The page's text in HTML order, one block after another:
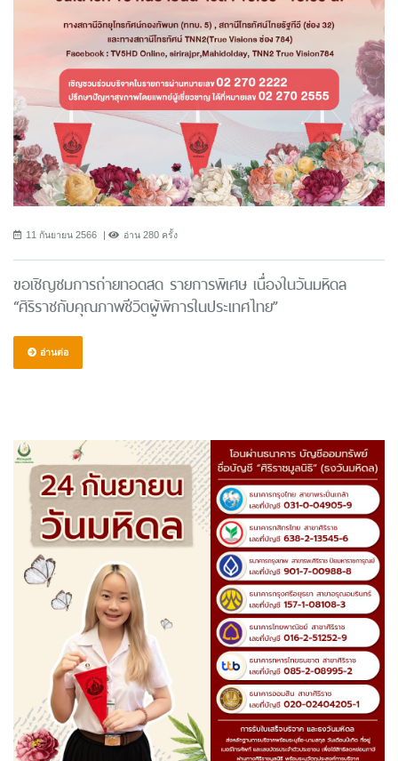
11 กันยายน 2566 อ่าน 280 ครั้ง
ขอเชิญชมการถ่ายทอดสด รายการพิเศษ เนื่องในวันมหิดล
“ศิริราชกับคุณภาพชีวิตผู้พิการในประเทศไทย”
อ่านต่อ